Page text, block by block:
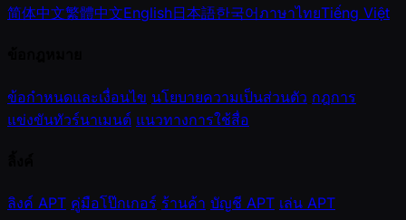
简体中文繁體中文English日本語한국어ภาษาไทยTiếng Việt
ข้อกำหนดและเงื่อนไข นโยบายความเป็นส่วนตัว กฎการ
แข่งขันทัวร์นาเมนต์ แนวทางการใช้สื่อ
ลิงค์ APT คู่มือโป๊กเกอร์ ร้านค้า บัญชี APT เล่น APT